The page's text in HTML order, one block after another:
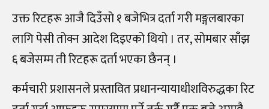
उक्त रिटहरू आजै दिउँसो १ बजेभित्र दर्ता गरी मङ्गलबारका
लागि पेसी तोक्न आदेश दिइएको थियो । तर, सोमबार साँझ
६ बजेसम्म ती रिटहरू दर्ता भएका छैनन्‌ ।
कर्मचारी प्रशासनले प्रस्तावित प्रधानन्यायाधीशविरुद्धका रिट